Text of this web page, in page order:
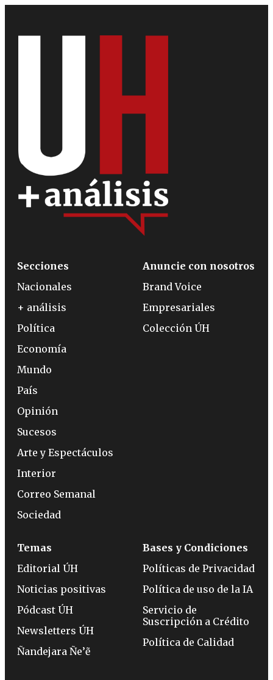
Secciones
Nacionales
+ análisis
Política
Economía
Mundo
País
Opinión
Sucesos
Arte y Espectáculos
Interior
Correo Semanal
Sociedad
Anuncie con nosotros
Brand Voice
Empresariales
Colección ÚH
Temas
Editorial ÚH
Noticias positivas
Pódcast ÚH
Newsletters ÚH
Ñandejara Ñe’ẽ
Bases y Condiciones
Políticas de Privacidad
Política de uso de la IA
Servicio de
Suscripción a Crédito
Política de Calidad